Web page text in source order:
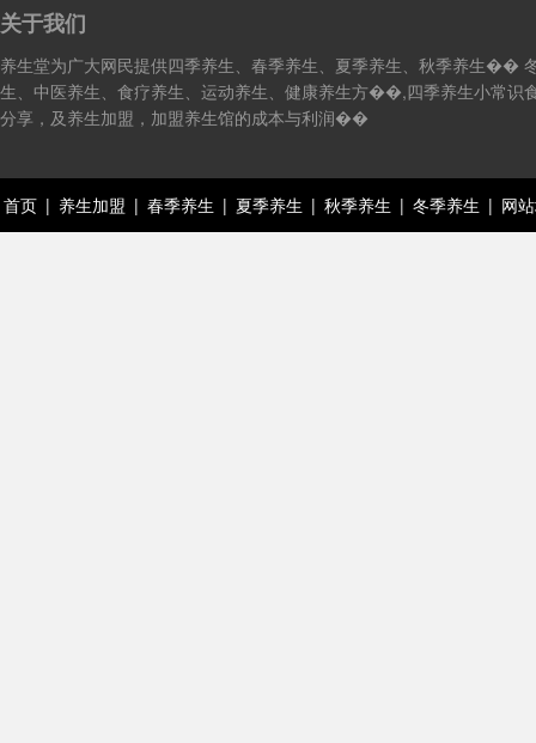
关于我们
养生堂为广大网民提供四季养生、春季养生、夏季养生、秋季养生��
生、中医养生、食疗养生、运动养生、健康养生方��,四季养生小常识
分享，及养生加盟，加盟养生馆的成本与利润��
首页 | 养生加盟 | 春季养生 | 夏季养生 | 秋季养生 | 冬季养生 | 网